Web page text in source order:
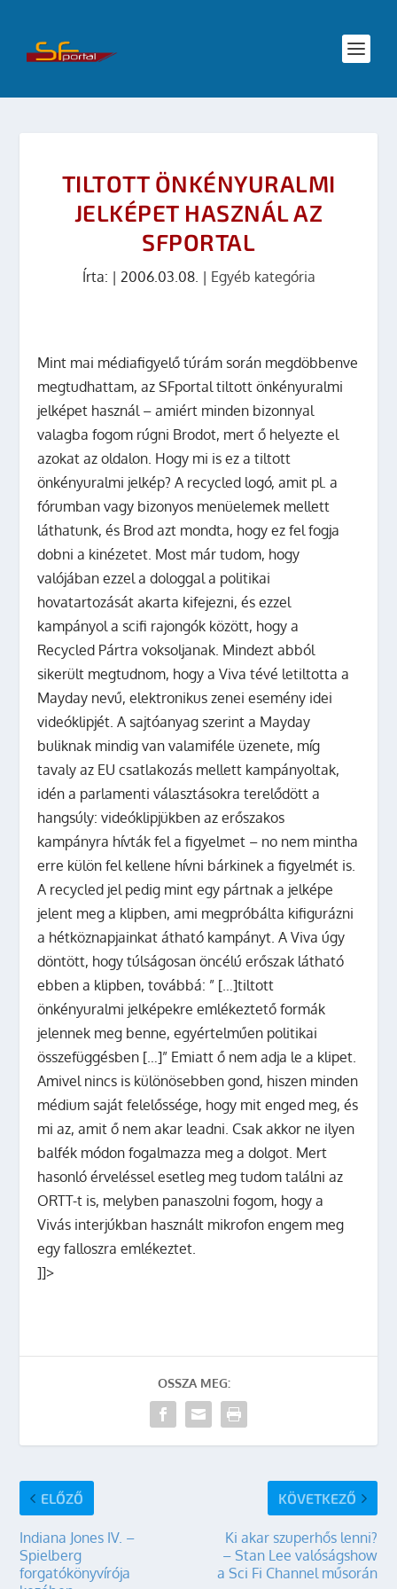
TILTOTT ÖNKÉNYURALMI
JELKÉPET HASZNÁL AZ
SFPORTAL
Írta: | 2006.03.08. | Egyéb kategória
Mint mai médiafigyelő túrám során megdöbbenve
megtudhattam, az SFportal tiltott önkényuralmi
jelképet használ – amiért minden bizonnyal
valagba fogom rúgni Brodot, mert ő helyezte el
azokat az oldalon. Hogy mi is ez a tiltott
önkényuralmi jelkép? A recycled logó, amit pl. a
fórumban vagy bizonyos menüelemek mellett
láthatunk, és Brod azt mondta, hogy ez fel fogja
dobni a kinézetet. Most már tudom, hogy
valójában ezzel a dologgal a politikai
hovatartozását akarta kifejezni, és ezzel
kampányol a scifi rajongók között, hogy a
Recycled Pártra voksoljanak. Mindezt abból
sikerült megtudnom, hogy a Viva tévé letiltotta a
Mayday nevű, elektronikus zenei esemény idei
videóklipjét. A sajtóanyag szerint a Mayday
buliknak mindig van valamiféle üzenete, míg
tavaly az EU csatlakozás mellett kampányoltak,
idén a parlamenti választásokra terelődött a
hangsúly: videóklipjükben az erőszakos
kampányra hívták fel a figyelmet – no nem mintha
erre külön fel kellene hívni bárkinek a figyelmét is.
A recycled jel pedig mint egy pártnak a jelképe
jelent meg a klipben, ami megpróbálta kifigurázni
a hétköznapjainkat átható kampányt. A Viva úgy
döntött, hogy túlságosan öncélú erőszak látható
ebben a klipben, továbbá: ” […]tiltott
önkényuralmi jelképekre emlékeztető formák
jelennek meg benne, egyértelműen politikai
összefüggésben […]” Emiatt ő nem adja le a klipet.
Amivel nincs is különösebben gond, hiszen minden
médium saját felelőssége, hogy mit enged meg, és
mi az, amit ő nem akar leadni. Csak akkor ne ilyen
balfék módon fogalmazza meg a dolgot. Mert
hasonló érveléssel esetleg meg tudom találni az
ORTT-t is, melyben panaszolni fogom, hogy a
Vivás interjúkban használt mikrofon engem meg
egy falloszra emlékeztet.
]]>
OSSZA MEG:
ELŐZŐ
Indiana Jones IV. –
Spielberg
forgatókönyvírója
KÖVETKEZŐ
Ki akar szuperhős lenni?
– Stan Lee valóságshow
a Sci Fi Channel műsorán